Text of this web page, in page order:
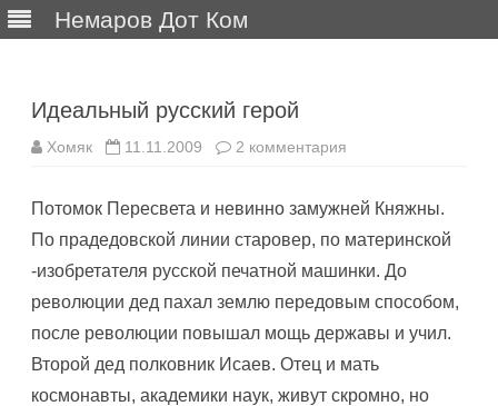
Немаров Дот Ком
Идеальный русский герой
Хомяк 11.11.2009 2 комментария
герой
Потомок Пересвета и невинно замужней Княжны.
По прадедовской линии старовер, по материнской
-изобретателя русской печатной машинки. До
революции дед пахал землю передовым способом,
после революции повышал мощь державы и учил.
Второй дед полковник Исаев. Отец и мать
космонавты, академики наук, живут скромно, но